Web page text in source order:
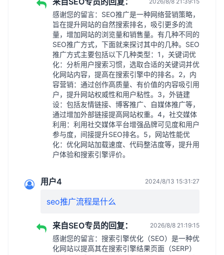
感谢您的留言：SEO推广是一种网络营销策略，
旨在提升网站的自然搜索排名，吸引更多的流
量，增加网站的浏览量和销售量。有几种不同的
SEO推广方式，下面就来探讨其中的几种。SEO
推广方式主要包括以下几种类型：1，关键词优
化：分析用户搜索习惯，选取合适的关键词并优
化网站内容，提高在搜索引擎中的排名。2，内
容营销：通过创作高质量、有价值的内容吸引用
户，提升网站权威性和用户粘性。3，外链建
设：包括友情链接、博客推广、自媒体推广等，
通过增加外部链接提高网站权重。4，社交媒体
利用：利用社交媒体平台增强品牌可见度和用户
参与度，间接提升SEO排名。5，网站性能优
化：优化网站加载速度、代码整洁度等，提升用
户体验和搜索引擎评价。
用户4 2024/8/13 15:31:27
seo推广流程是什么
来自SEO专员的回复： 2026/8/8 21:19:15
感谢您的留言：搜索引擎优化（SEO）是一种优
化网站以提高其在搜索引擎结果页面（SERP）